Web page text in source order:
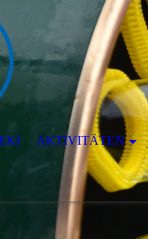
AKTIVITÄTEN